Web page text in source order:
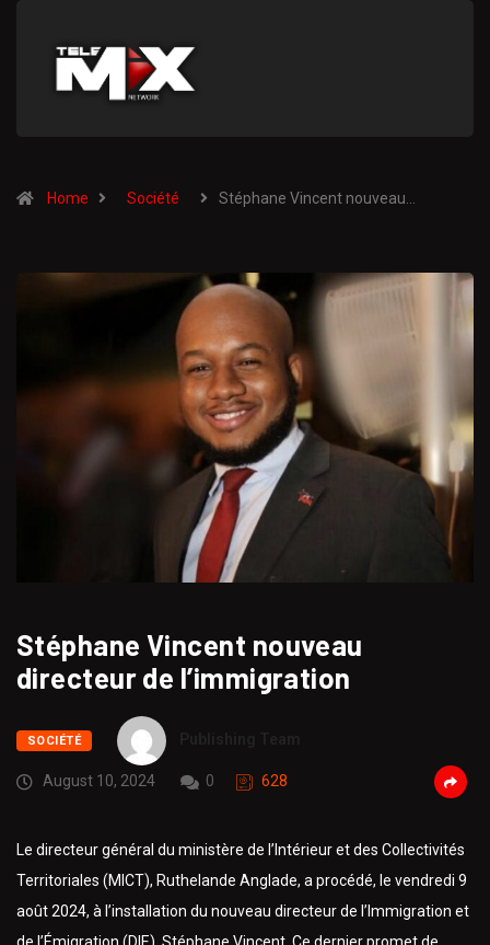
Home Société Stéphane Vincent nouveau…
Stéphane Vincent nouveau
directeur de l’immigration
SOCIÉTÉ
August 10, 2024 0 628
Le directeur général du ministère de l’Intérieur et des Collectivités
Territoriales (MICT), Ruthelande Anglade, a procédé, le vendredi 9
août 2024, à l’installation du nouveau directeur de l’Immigration et